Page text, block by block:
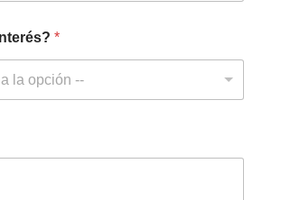
*
la opción --